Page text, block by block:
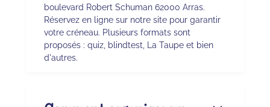
boulevard Robert Schuman 62000 Arras.
Réservez en ligne sur notre site pour garantir
votre créneau. Plusieurs formats sont
proposés : quiz, blindtest, La Taupe et bien
d'autres.